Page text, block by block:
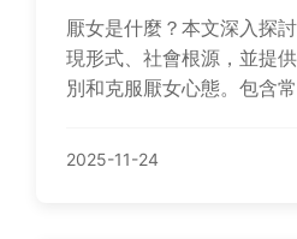
厭女是什麼？本文深入探
現形式、社會根源，並提
別和克服厭女心態。包含
等。
2025-11-24